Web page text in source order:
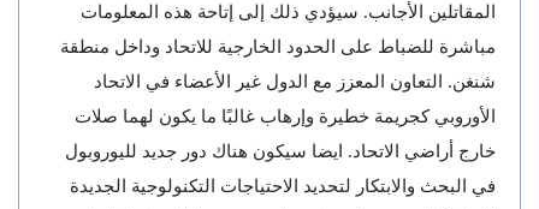
المقاتلين الأجانب. سيؤدي ذلك إلى إتاحة هذه المعلومات
مباشرة للضباط على الحدود الخارجية للاتحاد وداخل منطقة
شنغن. التعاون المعزز مع الدول غير الأعضاء في الاتحاد
الأوروبي كجريمة خطيرة وإرهاب غالبًا ما يكون لهما صلات
خارج أراضي الاتحاد. ايضا سيكون هناك دور جديد لليوروبول
في البحث والابتكار لتحديد الاحتياجات التكنولوجية الجديدة